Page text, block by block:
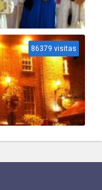
86379 visitas